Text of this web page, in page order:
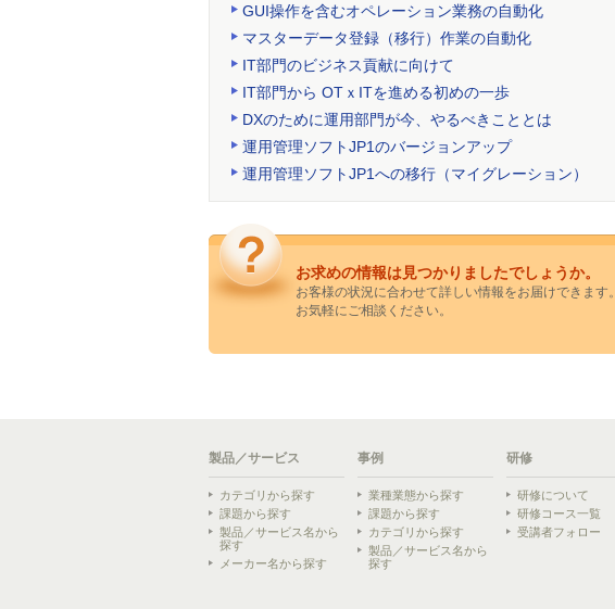
GUI操作を含むオペレーション業務の自動化
マスターデータ登録（移行）作業の自動化
IT部門のビジネス貢献に向けて
IT部門から OTｘITを進める初めの一歩
DXのために運用部門が今、やるべきこととは
運用管理ソフトJP1のバージョンアップ
運用管理ソフトJP1への移行（マイグレーション）
お求めの情報は見つかりましたでしょうか。
お客様の状況に合わせて詳しい情報をお届けできます。
お気軽にご相談ください。
製品／サービス
カテゴリから探す
課題から探す
製品／サービス名から
探す
メーカー名から探す
事例
業種業態から探す
課題から探す
カテゴリから探す
製品／サービス名から
探す
研修
研修について
研修コース一覧
受講者フォロー